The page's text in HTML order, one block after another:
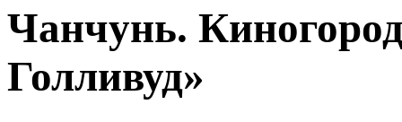
Чанчунь.
Голливуд»